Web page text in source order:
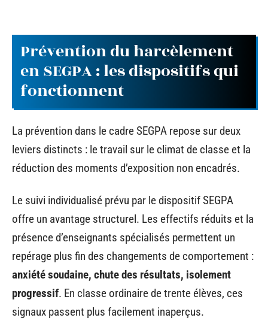
Prévention du harcèlement
en SEGPA : les dispositifs qui
fonctionnent
La prévention dans le cadre SEGPA repose sur deux
leviers distincts : le travail sur le climat de classe et la
réduction des moments d’exposition non encadrés.
Le suivi individualisé prévu par le dispositif SEGPA
offre un avantage structurel. Les effectifs réduits et la
présence d’enseignants spécialisés permettent un
repérage plus fin des changements de comportement :
anxiété soudaine, chute des résultats, isolement
progressif. En classe ordinaire de trente élèves, ces
signaux passent plus facilement inaperçus.